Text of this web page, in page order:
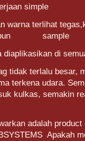
simple
warna terlihat
sample
di
tidak terlalu besar,
terkena udara.
kulkas, semakin
adalah
Apakah